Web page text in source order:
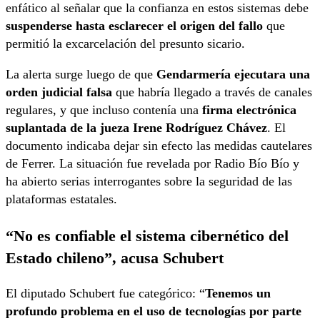
enfático al señalar que la confianza en estos sistemas debe
suspenderse hasta esclarecer el origen del fallo que
permitió la excarcelación del presunto sicario.
La alerta surge luego de que Gendarmería ejecutara una
orden judicial falsa que habría llegado a través de canales
regulares, y que incluso contenía una firma electrónica
suplantada de la jueza Irene Rodríguez Chávez. El
documento indicaba dejar sin efecto las medidas cautelares
de Ferrer. La situación fue revelada por Radio Bío Bío y
ha abierto serias interrogantes sobre la seguridad de las
plataformas estatales.
“No es confiable el sistema cibernético del
Estado chileno”, acusa Schubert
El diputado Schubert fue categórico: “Tenemos un
profundo problema en el uso de tecnologías por parte